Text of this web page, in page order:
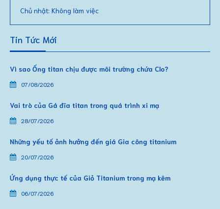
Chủ nhật: Không làm việc
Tin Tức Mới
Vì sao Ống titan chịu được môi trường chứa Clo?
07/08/2026
Vai trò của Gá đĩa titan trong quá trình xi mạ
28/07/2026
Những yếu tố ảnh hưởng đến giá Gia công titanium
20/07/2026
Ứng dụng thực tế của Giỏ Titanium trong mạ kẽm
06/07/2026